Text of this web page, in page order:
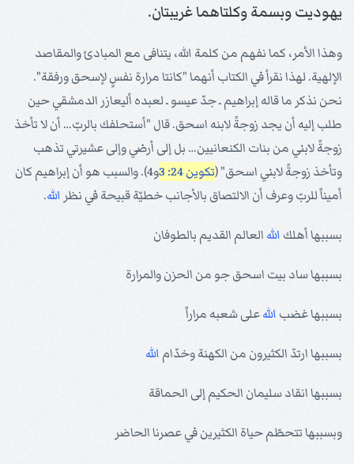
يهوديت وبسمة وكلتاهما غريبتان.
وهذا الأمر، كما نفهم من كلمة الله، يتنافى مع المبادئ والمقاصد
الإلهية. لهذا نقرأ في الكتاب أنهما "كانتا مرارة نفسٍ لإسحق ورفقة".
نحن نذكر ما قاله إبراهيم ـ جدّ عيسو ـ لعبده أليعازر الدمشقي حين
طلب إليه أن يجد زوجةً لابنه اسحق. قال "أستحلفك بالربّ… أن لا تأخذ
زوجةً لابني من بنات الكنعانيين… بل إلى أرضي وإلى عشيرتي تذهب
وتأخذ زوجةً لابني اسحق" (تكوين 24: 3
و4). والسبب هو أن إبراهيم كان
أميناً للربّ وعرف أن الالتصاق بالأجانب خطيّة قبيحة في نظر الله.
بسببها أهلك الله العالم القديم بالطوفان
بسببها ساد بيت اسحق جو من الحزن والمرارة
بسببها غضب اللهعلى شعبه مراراً
بسببها ارتدّ الكثيرون من الكهنة وخدّام الله
بسببها انقاد سليمان الحكيم إلى الحماقة
وبسببها تتحطّم حياة الكثيرين في عصرنا الحاضر